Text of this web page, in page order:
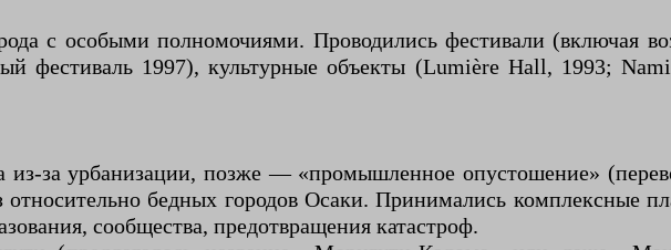
с особыми полномочиями. Проводились фестивали (включая
фестиваль 1997), культурные объекты (Lumière Hall, 1993;
из-за урбанизации, позже — «промышленное опустошение»
бедных городов Осаки. Принимались комплексные
сообщества, предотвращения катастроф.